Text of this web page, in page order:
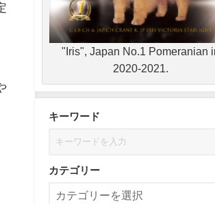
"Iris", Japan No.1 Pomeranian
2020-2021.
キーワード
カテゴリー